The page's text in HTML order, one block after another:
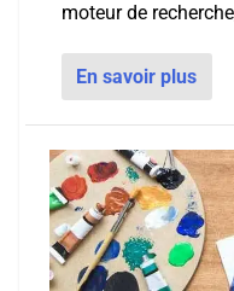
moteur de
En savoir plus